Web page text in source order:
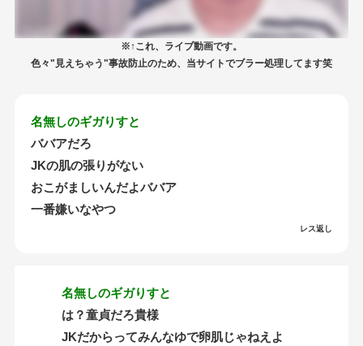
※↑これ、ライブ動画です。
色々"見えちゃう"事故防止のため、当サイトでブラー処理してます笑
名無しのギガりすと
ババアだろ
JKの肌の張りがない
おこがましいんだよババア
一番嫌いなやつ
レス返し
名無しのギガりすと
は？童貞だろ貴様
JKだからってみんなゆで卵肌じゃねえよ